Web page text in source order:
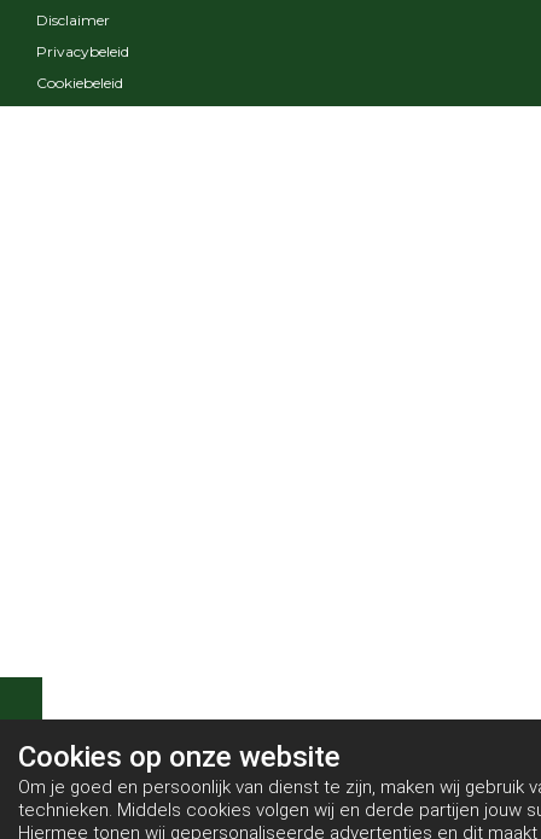
Disclaimer
Privacybeleid
Cookiebeleid
Cookies op onze website
Om je goed en persoonlijk van dienst te zijn, maken wij gebruik
technieken. Middels cookies volgen wij en derde partijen jouw
Hiermee tonen wij gepersonaliseerde advertenties en dit